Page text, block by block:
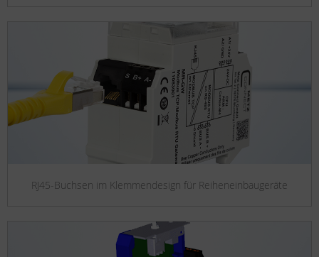
RJ45-Buchsen im Klemmendesign für Reiheneinbaugeräte